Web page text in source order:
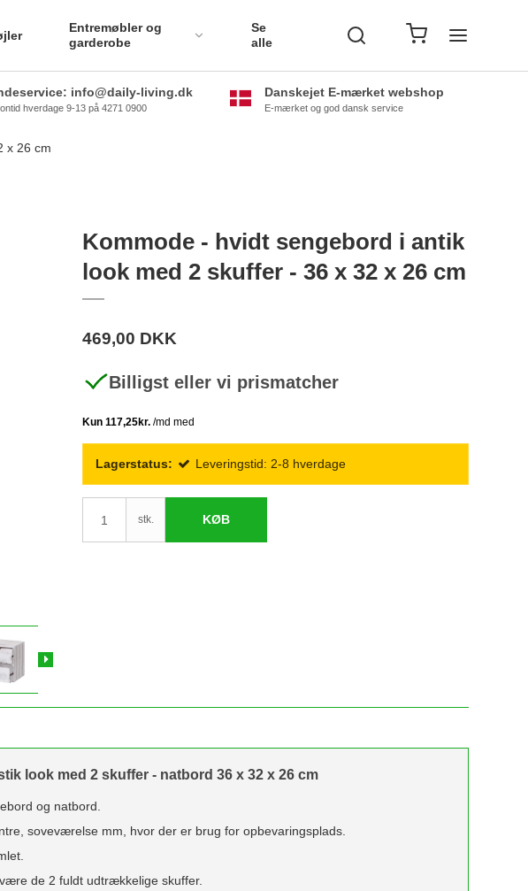
Entremøbler og
garderobe
Se
alle
info@daily-living.dk
hverdage 9-13 på 4271 0900
Danskejet E-mærket webshop
E-mærket og god dansk service
x 26 cm
Kommode - hvidt sengebord i antik
look med 2 skuffer - 36 x 32 x 26 cm
469,00 DKK
Billigst eller vi prismatcher
Lagerstatus: Leveringstid: 2-8 hverdage
stk. KØB
look med 2 skuffer - natbord 36 x 32 x 26 cm
og natbord.
soveværelse mm, hvor der er brug for opbevaringsplads.
de 2 fuldt udtrækkelige skuffer.